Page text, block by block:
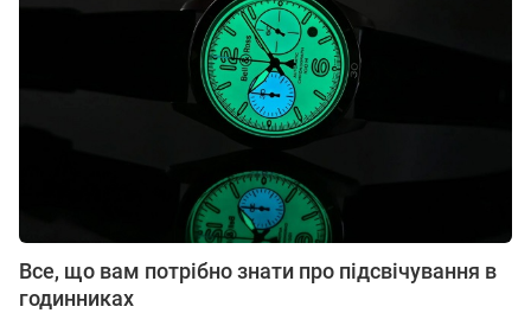
Все, що вам потрібно знати про підсвічування в
годинниках